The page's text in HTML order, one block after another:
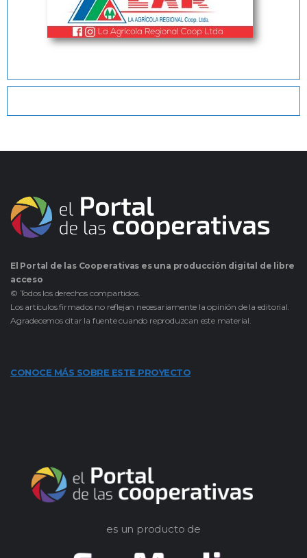
El Portal de las Cooperativas es una producción digital de libre
acceso
© Todos los derechos compartidos.
Los artículos firmados no reflejan necesariamente la opinión de la editorial.
Agradecemos citar la fuente cuando reproduzcan este material.
CONOCE MÁS SOBRE ESTE PROYECTO
es un producto de